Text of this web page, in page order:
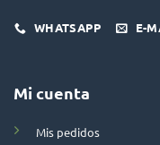
WHATSAPP E-
Mi cuenta
Mis pedidos